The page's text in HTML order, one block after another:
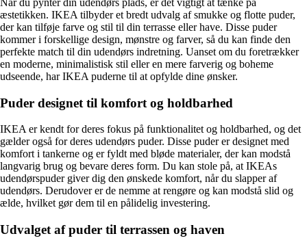
Når du pynter din udendørs plads, er det vigtigt at tænke på
æstetikken. IKEA tilbyder et bredt udvalg af smukke og flotte puder,
der kan tilføje farve og stil til din terrasse eller have. Disse puder
kommer i forskellige design, mønstre og farver, så du kan finde den
perfekte match til din udendørs indretning. Uanset om du foretrækker
en moderne, minimalistisk stil eller en mere farverig og boheme
udseende, har IKEA puderne til at opfylde dine ønsker.
Puder designet til komfort og holdbarhed
IKEA er kendt for deres fokus på funktionalitet og holdbarhed, og det
gælder også for deres udendørs puder. Disse puder er designet med
komfort i tankerne og er fyldt med bløde materialer, der kan modstå
langvarig brug og bevare deres form. Du kan stole på, at IKEAs
udendørspuder giver dig den ønskede komfort, når du slapper af
udendørs. Derudover er de nemme at rengøre og kan modstå slid og
ælde, hvilket gør dem til en pålidelig investering.
Udvalget af puder til terrassen og haven